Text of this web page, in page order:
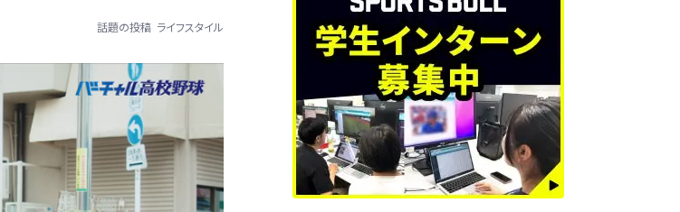
話題の投稿 ライフスタイル